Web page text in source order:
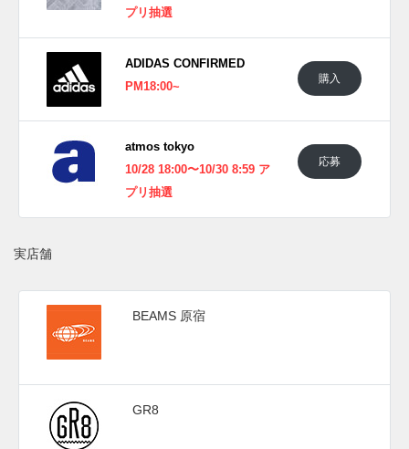
プリ抽選
ADIDAS CONFIRMED
PM18:00~
購入
atmos tokyo
10/28 18:00〜10/30 8:59 ア
プリ抽選
応募
実店舗
BEAMS 原宿
GR8